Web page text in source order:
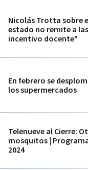
Nicolás Trotta sobre
estado no remite a
incentivo docente"
En febrero se
los supermercados
Telenueve al Cierre:
mosquitos |
2024